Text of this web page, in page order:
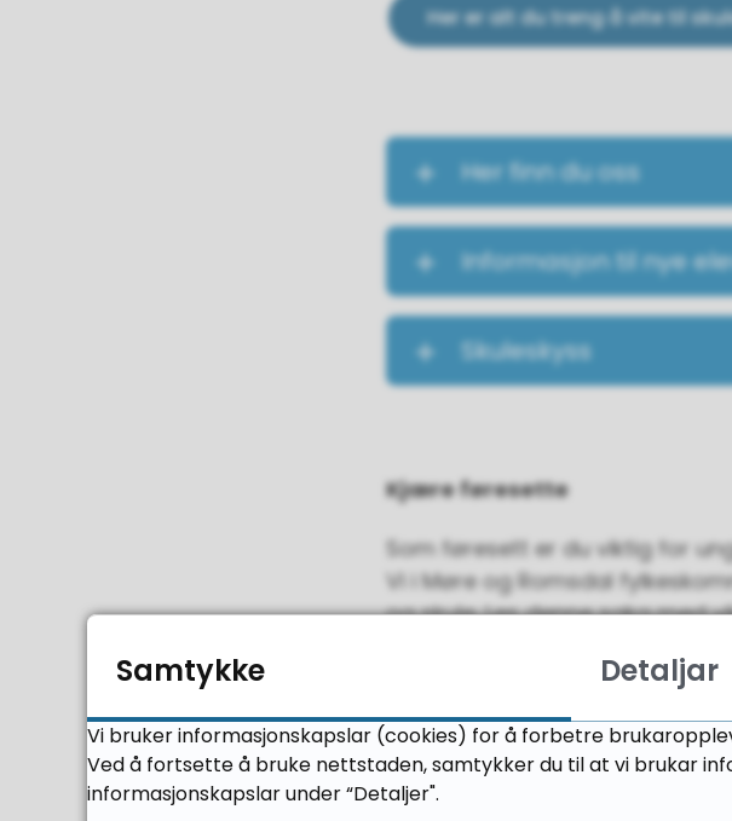
Her er alt du treng å vite til
Her finn du oss
Informasjon til nye
Skuleskyss
Kjære føresette
Som føresett er du viktig for
Vi i Møre og Romsdal
og skule. Les denne saka med
Velkommen som forelder til
Samtykke Detaljar
Vi bruker informasjonskapslar (cookies) for å forbetre
Ved å fortsette å bruke nettstaden, samtykker du til at vi brukar
informasjonskapslar under “Detaljer".